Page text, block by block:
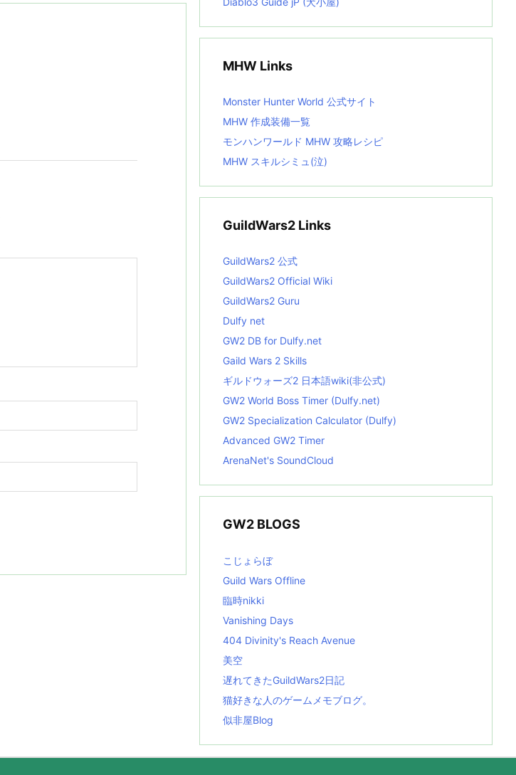
MHW Links
Monster Hunter World 公式サイト
MHW 作成装備一覧
モンハンワールド MHW 攻略レシピ
MHW スキルシミュ(泣)
GuildWars2 Links
GuildWars2 公式
GuildWars2 Official Wiki
GuildWars2 Guru
Dulfy net
GW2 DB for Dulfy.net
Gaild Wars 2 Skills
ギルドウォーズ2 日本語wiki(非公式)
GW2 World Boss Timer (Dulfy.net)
GW2 Specialization Calculator (Dulfy)
Advanced GW2 Timer
ArenaNet's SoundCloud
GW2 BLOGS
こじょらぼ
Guild Wars Offline
臨時nikki
Vanishing Days
404 Divinity's Reach Avenue
美空
遅れてきたGuildWars2日記
猫好きな人のゲームメモブログ。
似非屋Blog